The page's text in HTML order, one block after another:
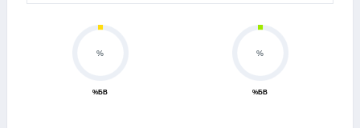
%
%БВ
%
%БВ